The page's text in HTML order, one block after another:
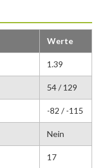
Werte
1.39
54 / 129
-82 / -115
Nein
17